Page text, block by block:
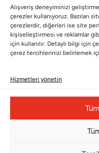
Alışveriş deneyiminizi
çerezler kullanıyoruz. Bazıları
çerezlerdir, diğerleri ise site
kişiselleştirmesi ve reklamlar
için kullanılır. Detaylı bilgi için
çerez tercihlerinizi belirlemek
Hizmetleri yönetin
Bültenimize Abone Olun
Bizi